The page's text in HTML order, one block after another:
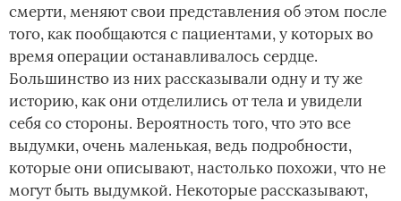
смерти, меняют свои представления об этом после
того, как пообщаются с пациентами, у которых во
время операции останавливалось сердце.
Большинство из них рассказывали одну и ту же
историю, как они отделились от тела и увидели
себя со стороны. Вероятность того, что это все
выдумки, очень маленькая, ведь подробности,
которые они описывают, настолько похожи, что не
могут быть выдумкой. Некоторые рассказывают,